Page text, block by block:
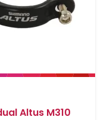
Altus M310